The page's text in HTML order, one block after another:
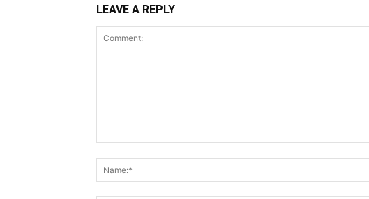
LEAVE A REPLY